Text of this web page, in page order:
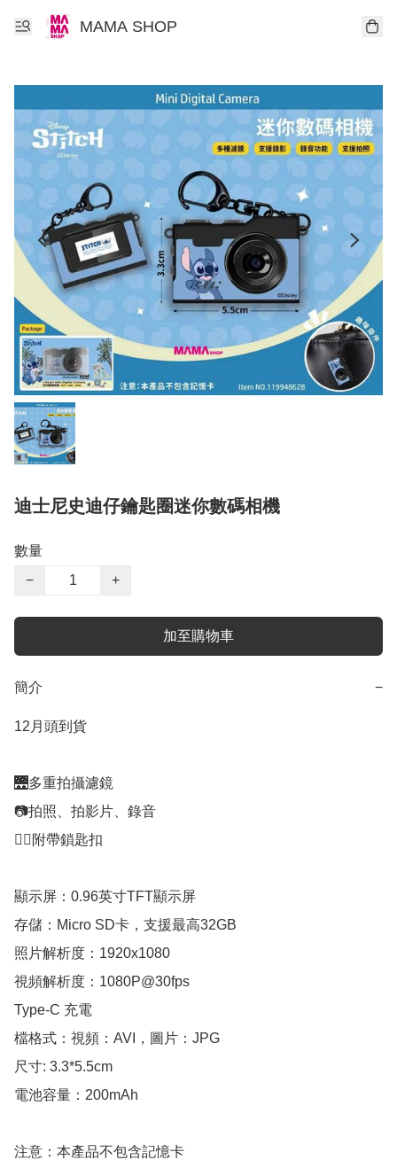
MAMA SHOP
迪士尼史迪仔鑰匙圈迷你數碼相機
數量
−
+
加至購物車
簡介 −
12月頭到貨
🌉多重拍攝濾鏡
📷拍照、拍影片、錄音
⛓️‍💥附帶鎖匙扣
顯示屏：0.96英寸TFT顯示屏
存儲：Micro SD卡，支援最高32GB
照片解析度：1920x1080
視頻解析度：1080P@30fps
Type-C 充電
檔格式：視頻：AVI，圖片：JPG
尺寸: 3.3*5.5cm
電池容量：200mAh
注意：本產品不包含記憶卡